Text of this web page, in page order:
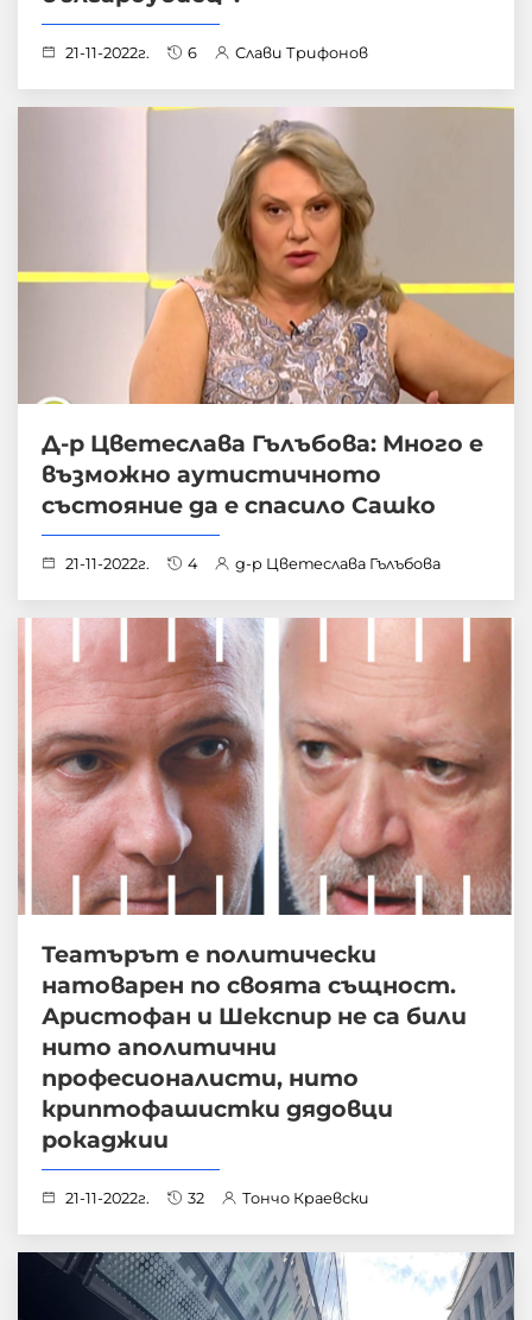
21-11-2022г. 6 Слави Трифонов
Д-р Цветеслава Гълъбова: Много е
възможно аутистичното
състояние да е спасило Сашко
21-11-2022г. 4 д-р Цветеслава Гълъбова
Театърът е политически
натоварен по своята същност.
Аристофан и Шекспир не са били
нито аполитични
професионалисти, нито
криптофашистки дядовци
рокаджии
21-11-2022г. 32 Тончо Краевски